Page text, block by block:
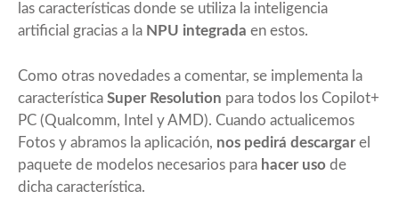
las características donde se utiliza la inteligencia
artificial gracias a la NPU integrada en estos.
Como otras novedades a comentar, se implementa la
característica Super Resolution para todos los Copilot+
PC (Qualcomm, Intel y AMD). Cuando actualicemos
Fotos y abramos la aplicación, nos pedirá descargarel
paquete de modelos necesarios para hacer uso de
dicha característica.